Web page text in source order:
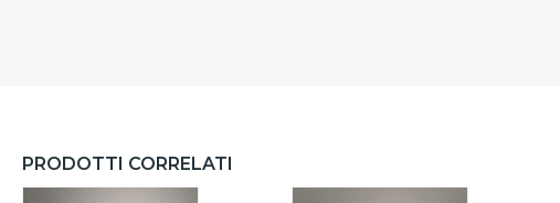
PRODOTTI CORRELATI